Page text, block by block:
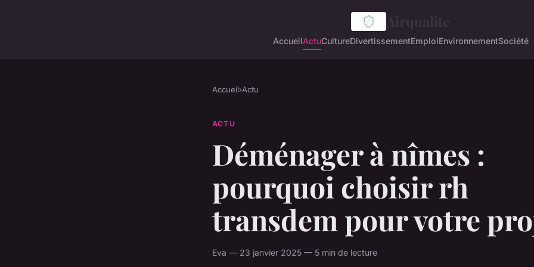
AccueilActuCultureDivertissementEmploiEnvironnementSociété
Accueil›Actu
ACTU
Déménager à nîmes :
pourquoi choisir rh
transdem pour votre
Eva — 23 janvier 2025 — 5 min de lecture